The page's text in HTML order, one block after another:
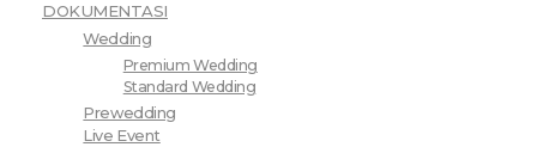
DOKUMENTASI
Wedding
Premium Wedding
Standard Wedding
Prewedding
Live Event